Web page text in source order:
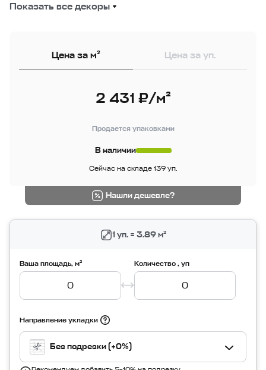
Показать все декоры
Цена за м² Цена за уп.
2 431 ₽/м²
Продается упаковками
В наличии
Сейчас на складе 139 уп.
Нашли дешевле?
1 уп. = 3.89 м²
Ваша площадь, м² Количество , уп
Направление укладки
Без подрезки (+0%)